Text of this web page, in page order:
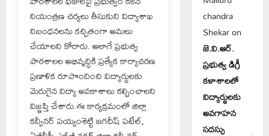
నియంత్రణ చర్యలు తీసుకుని విద్యాశాఖ
నిబంధనలను కచ్చితంగా అమలు
చేయాలని కోరారు. అలాగే ప్రభుత్వ
పాఠశాలల అభివృద్ధికి ప్రత్యేక కార్యాచరణ
ప్రణాళిక రూపొందించి విద్యార్థులకు
మెరుగైన విద్యా అవకాశాలు కల్పించాలని
విజ్ఞప్తి చేశారు.ఈ కార్యక్రమంలో జిల్లా
కన్వీనర్ పయ్యంశెట్టి జగదీష్ పటేల్,
chandra
Shekaron
జె.వి.ఆర్.
ప్రభుత్వ డిగ్రీ
కళాశాలలో
విద్యార్థులకు
అవగాహన
సదస్సు